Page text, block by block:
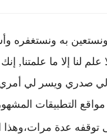
به ونستغفره
لنا إلا ما علمتنا, إنك
لي صدري ويسر لي
التطبيقات
عدة مرات،وهذا